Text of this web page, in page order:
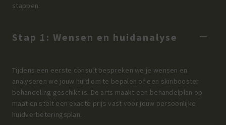
stappen:
Stap 1: Wensen en huidanalyse
Tijdens een eerste consult bespreken we je wensen en
analyseren we jouw huid om te bepalen of een skinbooster
behandeling geschikt is. De arts maakt een behandelplan op
maat en stelt een exacte prijs vast voor jouw persoonlijke
huidverbeteringsplan.